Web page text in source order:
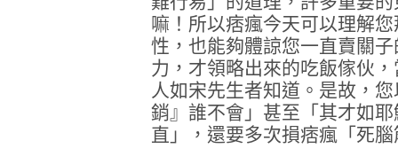
嘛！所以痞瘋今天可以理解
性，也能夠體諒您一直賣關
力，才領略出來的吃飯傢伙
人如宋先生者知道。是故，
銷』誰不會」甚至「其才如
直」，還要多次損痞瘋「死